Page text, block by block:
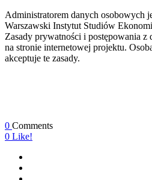
Administratorem danych osobowych
Warszawski Instytut Studiów
Zasady prywatności i postępowania z
na stronie internetowej projektu.
akceptuje te zasady.
0 Comments
0 Like!